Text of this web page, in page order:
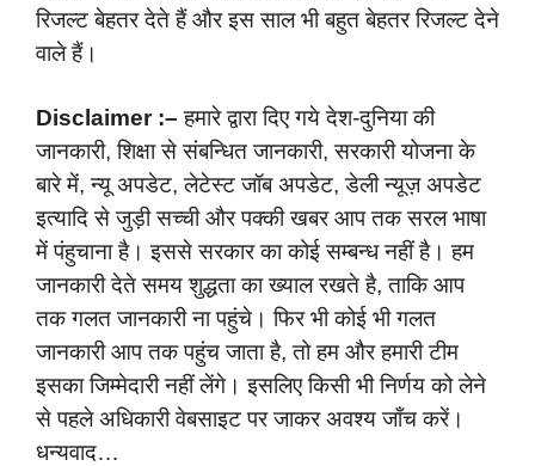
रिजल्ट बेहतर देते हैं और इस साल भी बहुत बेहतर रिजल्ट देने
वाले हैं।
Disclaimer :– हमारे द्वारा दिए गये देश-दुनिया की
जानकारी, शिक्षा से संबन्धित जानकारी, सरकारी योजना के
बारे में, न्यू अपडेट, लेटेस्ट जॉब अपडेट, डेली न्यूज़ अपडेट
इत्यादि से जुड़ी सच्ची और पक्की खबर आप तक सरल भाषा
में पंहुचाना है। इससे सरकार का कोई सम्बन्ध नहीं है। हम
जानकारी देते समय शुद्धता का ख्याल रखते है, ताकि आप
तक गलत जानकारी ना पहुंचे। फिर भी कोई भी गलत
जानकारी आप तक पहुंच जाता है, तो हम और हमारी टीम
इसका जिम्मेदारी नहीं लेंगे। इसलिए किसी भी निर्णय को लेने
से पहले अधिकारी वेबसाइट पर जाकर अवश्य जाँच करें।
धन्यवाद…